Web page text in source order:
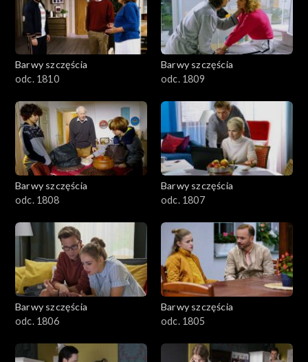
Barwy szczęścia
odc. 1810
Barwy szczęścia
odc. 1809
Barwy szczęścia
odc. 1808
Barwy szczęścia
odc. 1807
Barwy szczęścia
odc. 1806
Barwy szczęścia
odc. 1805